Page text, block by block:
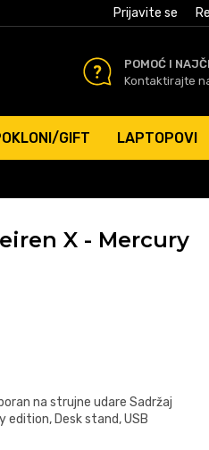
PLATNIM KARTICAMA
Prijavite se
POMOĆ I
Kontaktirajte
GIFT LAPTOPOVI
X - Mercury
na strujne udare Sadržaj
edition, Desk stand, USB